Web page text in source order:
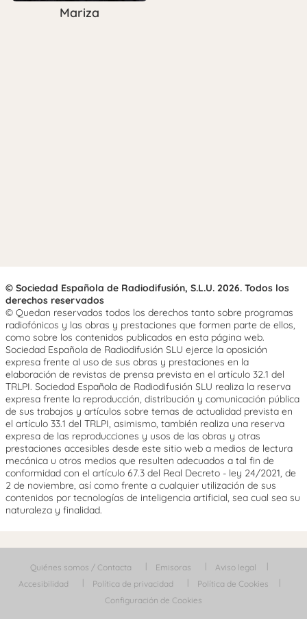
Mariza
© Sociedad Española de Radiodifusión, S.L.U. 2026. Todos los
derechos reservados
© Quedan reservados todos los derechos tanto sobre programas
radiofónicos y las obras y prestaciones que formen parte de ellos,
como sobre los contenidos publicados en esta página web.
Sociedad Española de Radiodifusión SLU ejerce la oposición
expresa frente al uso de sus obras y prestaciones en la
elaboración de revistas de prensa prevista en el artículo 32.1 del
TRLPI. Sociedad Española de Radiodifusión SLU realiza la reserva
expresa frente la reproducción, distribución y comunicación pública
de sus trabajos y artículos sobre temas de actualidad prevista en
el artículo 33.1 del TRLPI, asimismo, también realiza una reserva
expresa de las reproducciones y usos de las obras y otras
prestaciones accesibles desde este sitio web a medios de lectura
mecánica u otros medios que resulten adecuados a tal fin de
conformidad con el artículo 67.3 del Real Decreto - ley 24/2021, de
2 de noviembre, así como frente a cualquier utilización de sus
contenidos por tecnologías de inteligencia artificial, sea cual sea su
naturaleza y finalidad.
Quiénes somos / Contacta Emisoras
Aviso legal
Accesibilidad
Política de privacidad
Política de Cookies
Configuración de Cookies